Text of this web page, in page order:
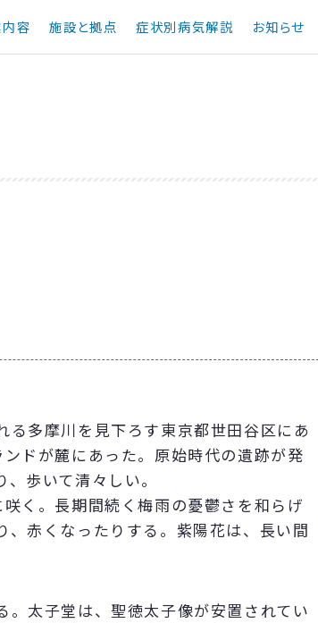
容 施設と拠点 症状別病気解説 お知らせ
多摩川を見下ろす東京都世田谷区にあ
ドが麓にあった。原始時代の遺跡が発
歩いて清々しい。
く。長期間続く梅雨の憂鬱さを和らげ
赤くなったりする。紫陽花は、長い間
太子堂は、聖徳太子像が安置されてい